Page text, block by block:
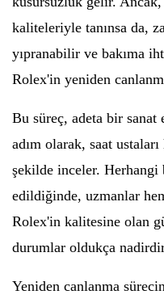
kaliteleriyle tanınsa da,
yıpranabilir ve bakıma
Rolex'in yeniden
Bu süreç, adeta bir
adım olarak, saat
şekilde inceler. Herhangi
edildiğinde, uzmanlar
Rolex'in kalitesine olan
durumlar oldukça
Yeniden canlanma